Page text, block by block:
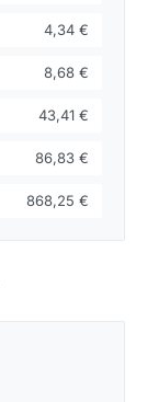
4,34 €
8,68 €
43,41 €
86,83 €
868,25 €